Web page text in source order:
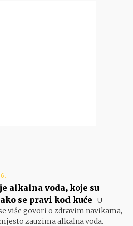
alkalna voda, koje su
se pravi kod kuće U
više govori o zdravim navikama,
zauzima alkalna voda.